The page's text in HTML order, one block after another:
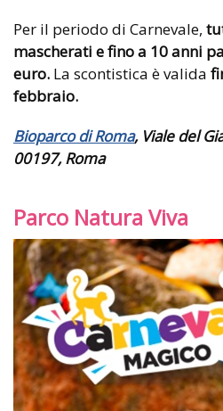
Per il periodo di Carnevale,
mascherati e fino a 10 anni
euro. La scontistica è valida
febbraio.
Bioparco di Roma, Viale del
00197, Roma
Parco Natura Viva